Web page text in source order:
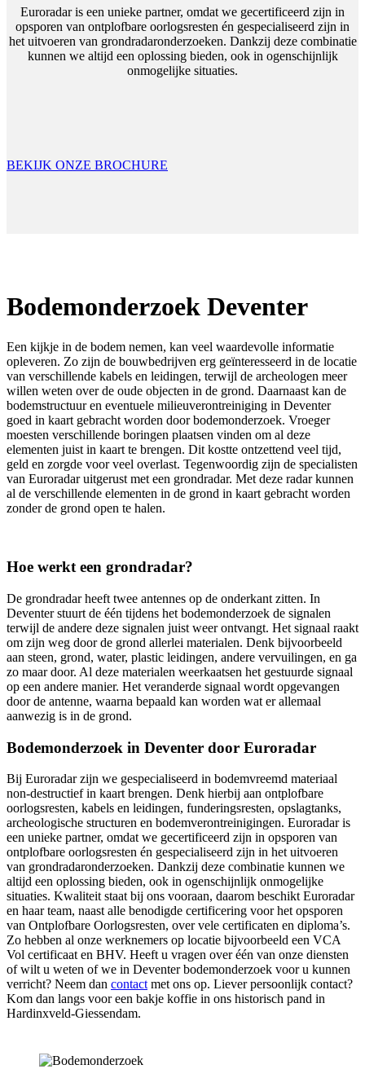
Euroradar is een unieke partner, omdat we gecertificeerd zijn in
opsporen van ontplofbare oorlogsresten én gespecialiseerd zijn in
het uitvoeren van grondradaronderzoeken. Dankzij deze combinatie
kunnen we altijd een oplossing bieden, ook in ogenschijnlijk
onmogelijke situaties.
BEKIJK ONZE BROCHURE
Bodemonderzoek Deventer
Een kijkje in de bodem nemen, kan veel waardevolle informatie
opleveren. Zo zijn de bouwbedrijven erg geïnteresseerd in de locatie
van verschillende kabels en leidingen, terwijl de archeologen meer
willen weten over de oude objecten in de grond. Daarnaast kan de
bodemstructuur en eventuele milieuverontreiniging in Deventer
goed in kaart gebracht worden door bodemonderzoek. Vroeger
moesten verschillende boringen plaatsen vinden om al deze
elementen juist in kaart te brengen. Dit kostte ontzettend veel tijd,
geld en zorgde voor veel overlast. Tegenwoordig zijn de specialisten
van Euroradar uitgerust met een grondradar. Met deze radar kunnen
al de verschillende elementen in de grond in kaart gebracht worden
zonder de grond open te halen.
Hoe werkt een grondradar?
De grondradar heeft twee antennes op de onderkant zitten. In
Deventer stuurt de één tijdens het bodemonderzoek de signalen
terwijl de andere deze signalen juist weer ontvangt. Het signaal raakt
om zijn weg door de grond allerlei materialen. Denk bijvoorbeeld
aan steen, grond, water, plastic leidingen, andere vervuilingen, en ga
zo maar door. Al deze materialen weerkaatsen het gestuurde signaal
op een andere manier. Het veranderde signaal wordt opgevangen
door de antenne, waarna bepaald kan worden wat er allemaal
aanwezig is in de grond.
Bodemonderzoek in Deventer door Euroradar
Bij Euroradar zijn we gespecialiseerd in bodemvreemd materiaal
non-destructief in kaart brengen. Denk hierbij aan ontplofbare
oorlogsresten, kabels en leidingen, funderingsresten, opslagtanks,
archeologische structuren en bodemverontreinigingen. Euroradar is
een unieke partner, omdat we gecertificeerd zijn in opsporen van
ontplofbare oorlogsresten én gespecialiseerd zijn in het uitvoeren
van grondradaronderzoeken. Dankzij deze combinatie kunnen we
altijd een oplossing bieden, ook in ogenschijnlijk onmogelijke
situaties. Kwaliteit staat bij ons vooraan, daarom beschikt Euroradar
en haar team, naast alle benodigde certificering voor het opsporen
van Ontplofbare Oorlogsresten, over vele certificaten en diploma’s.
Zo hebben al onze werknemers op locatie bijvoorbeeld een VCA
Vol certificaat en BHV. Heeft u vragen over één van onze diensten
of wilt u weten of we in Deventer bodemonderzoek voor u kunnen
verricht? Neem dan contactmet ons op. Liever persoonlijk contact?
Kom dan langs voor een bakje koffie in ons historisch pand in
Hardinxveld-Giessendam.